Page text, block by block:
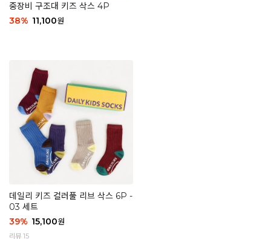
중장비 구조대 키즈 삭스 4P
38% 11,100원
데일리 키즈 컬러풀 리브 삭스 6P -
03 세트
39% 15,100원
리뷰 15